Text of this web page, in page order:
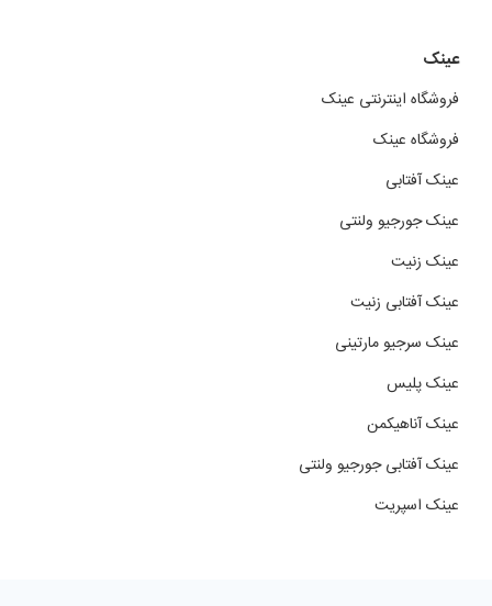
عینک
فروشگاه اینترنتی عینک
فروشگاه عینک
عینک آفتابی
عینک جورجیو ولنتی
عینک زنیت
عینک آفتابی زنیت
عینک سرجیو مارتینی
عینک پلیس
عینک آناهیکمن
عینک آفتابی جورجیو ولنتی
عینک اسپریت